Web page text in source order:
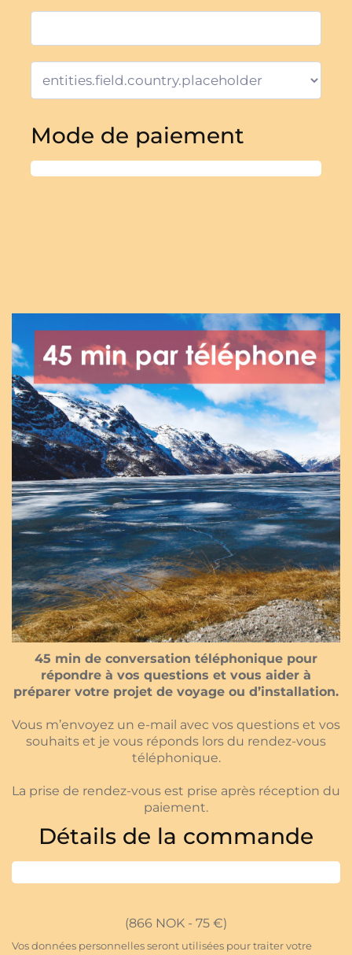
Mode de paiement
45 min de conversation téléphonique pour
répondre à vos questions et vous aider à
préparer votre projet de voyage ou d’installation.
Vous m’envoyez un e-mail avec vos questions et vos
souhaits et je vous réponds lors du rendez-vous
téléphonique.
La prise de rendez-vous est prise après réception du
paiement.
Détails de la commande
(866 NOK - 75 €)
Vos données personnelles seront utilisées pour traiter votre